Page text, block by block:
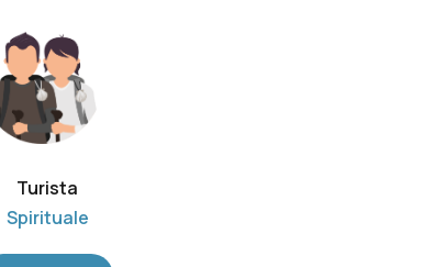
Turista
Spirituale